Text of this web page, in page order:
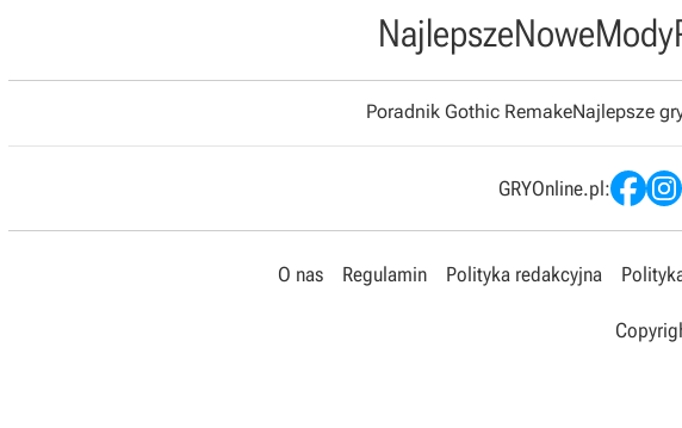
NajlepszeNoweMody
Poradnik Gothic RemakeNajlepsze
GRYOnline.pl:
O nas Regulamin Polityka redakcyjna